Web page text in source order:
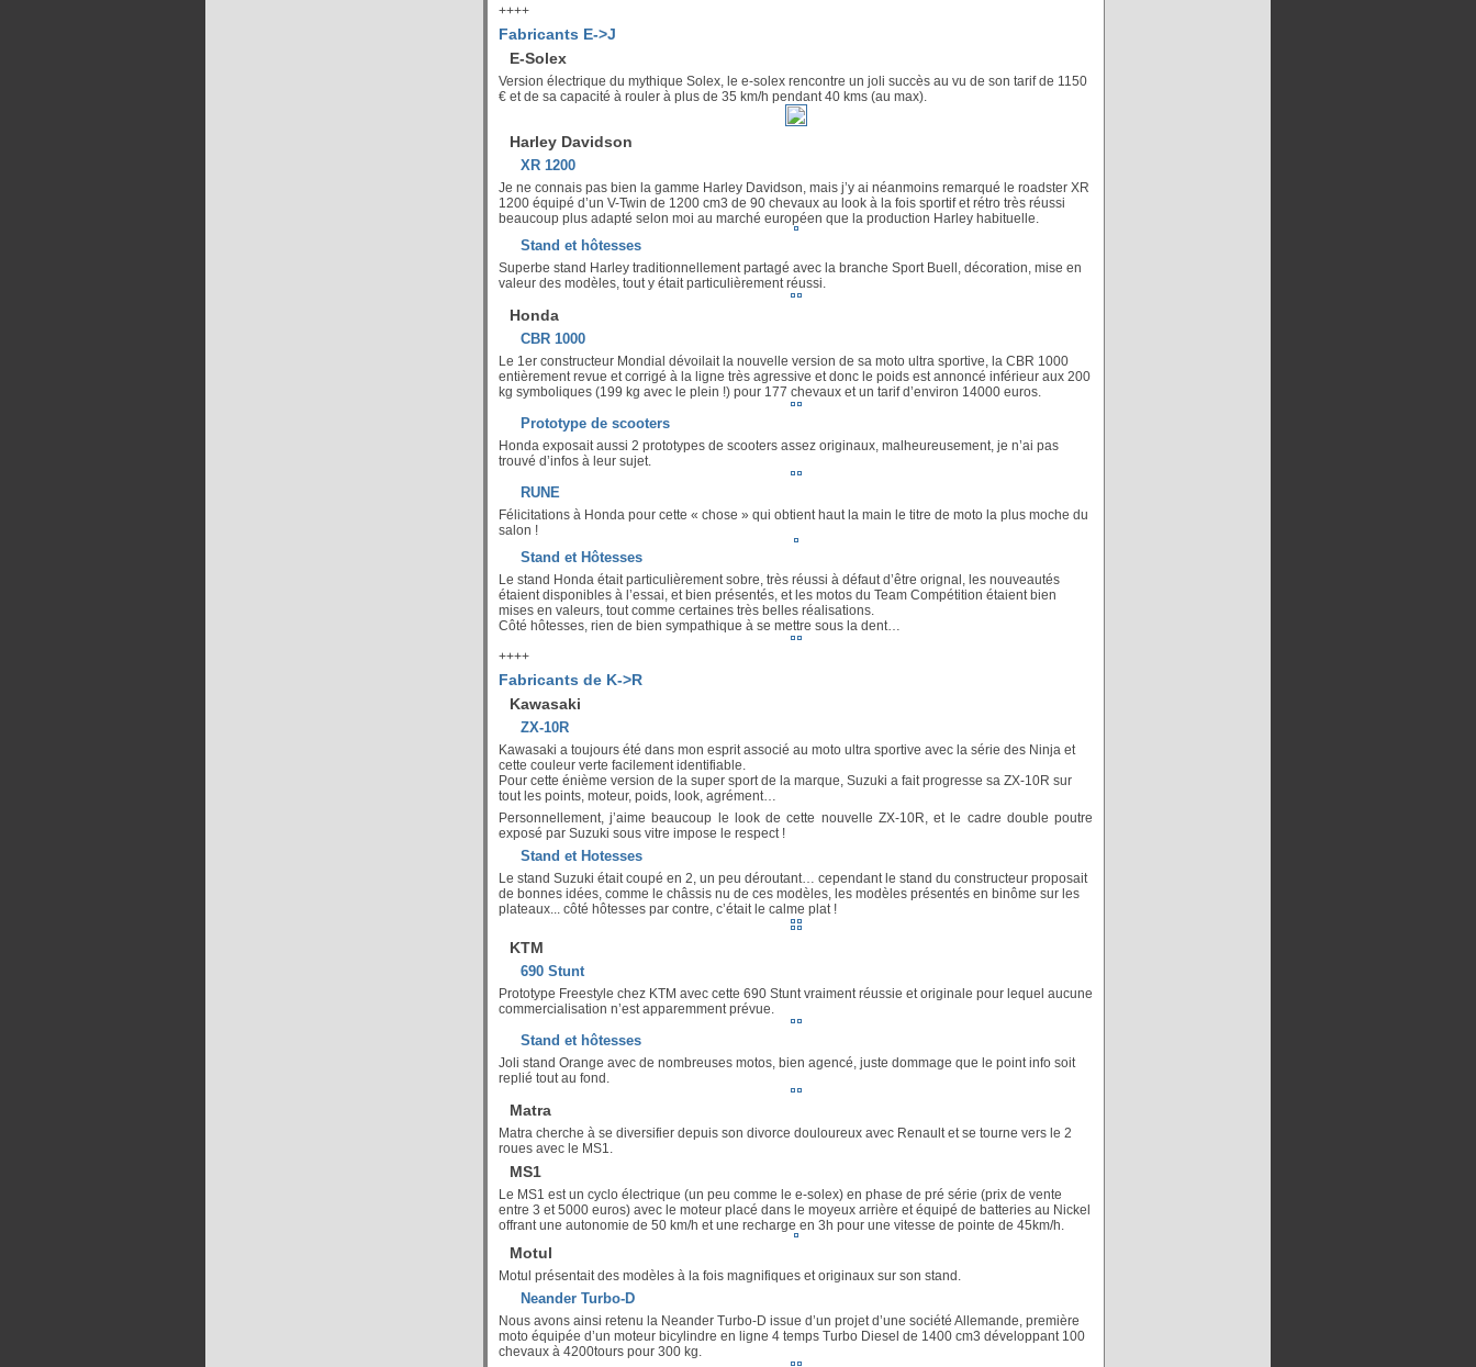
++++
Fabricants E->J
E-Solex
Version électrique du mythique Solex, le e-solex rencontre un joli succès au vu de son tarif de 1150
€ et de sa capacité à rouler à plus de 35 km/h pendant 40 kms (au max).
Harley Davidson
XR 1200
Je ne connais pas bien la gamme Harley Davidson, mais j’y ai néanmoins remarqué le roadster XR
1200 équipé d’un V-Twin de 1200 cm3 de 90 chevaux au look à la fois sportif et rétro très réussi
beaucoup plus adapté selon moi au marché européen que la production Harley habituelle.
Stand et hôtesses
Superbe stand Harley traditionnellement partagé avec la branche Sport Buell, décoration, mise en
valeur des modèles, tout y était particulièrement réussi.
CBR 1000
Le 1er constructeur Mondial dévoilait la nouvelle version de sa moto ultra sportive, la CBR 1000
kg symboliques (199 kg avec le plein !) pour 177 chevaux et un tarif d’environ 14000 euros.
Honda exposait aussi 2 prototypes de scooters assez originaux, malheureusement, je n’ai pas
trouvé d’infos à leur sujet.
RUNE
Félicitations à Honda pour cette « chose » qui obtient haut la main le titre de moto la plus moche du
salon !
Stand et Hôtesses
Le stand Honda était particulièrement sobre, très réussi à défaut d’être orignal, les nouveautés
mises en valeurs, tout comme certaines très belles réalisations.
Côté hôtesses, rien de bien sympathique à se mettre sous la dent…
++++
Fabricants de K->R
Kawasaki
ZX-10R
Kawasaki a toujours été dans mon esprit associé au moto ultra sportive avec la série des Ninja et
cette couleur verte facilement identifiable.
Pour cette énième version de la super sport de la marque, Suzuki a fait progresse sa ZX-10R sur
Personnellement, j’aime beaucoup le look de cette nouvelle ZX-10R, et le cadre double poutre
exposé par Suzuki sous vitre impose le respect !
Le stand Suzuki était coupé en 2, un peu déroutant… cependant le stand du constructeur proposait
de bonnes idées, comme le châssis nu de ces modèles, les modèles présentés en binôme sur les
plateaux... côté hôtesses par contre, c’était le calme plat !
KTM
690 Stunt
Prototype Freestyle chez KTM avec cette 690 Stunt vraiment réussie et originale pour lequel aucune
commercialisation n’est apparemment prévue.
Stand et hôtesses
Joli stand Orange avec de nombreuses motos, bien agencé, juste dommage que le point info soit
replié tout au fond.
Matra
Matra cherche à se diversifier depuis son divorce douloureux avec Renault et se tourne vers le 2
roues avec le MS1.
entre 3 et 5000 euros) avec le moteur placé dans le moyeux arrière et équipé de batteries au Nickel
offrant une autonomie de 50 km/h et une recharge en 3h pour une vitesse de pointe de 45km/h.
Motul
Motul présentait des modèles à la fois magnifiques et originaux sur son stand.